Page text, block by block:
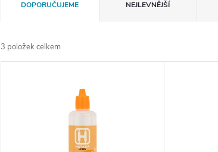
a
z
DOPORUČUJEME NEJLEVNĚJŠÍ
3 položek celkem